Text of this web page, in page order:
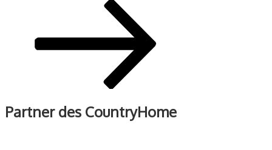
Partner des CountryHome